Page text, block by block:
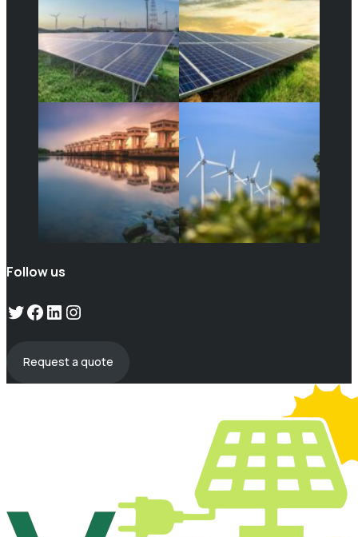
Follow us
Twitter
Facebook
LinkedIn
Instagram
Request a quote